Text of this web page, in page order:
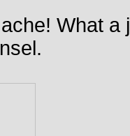
What